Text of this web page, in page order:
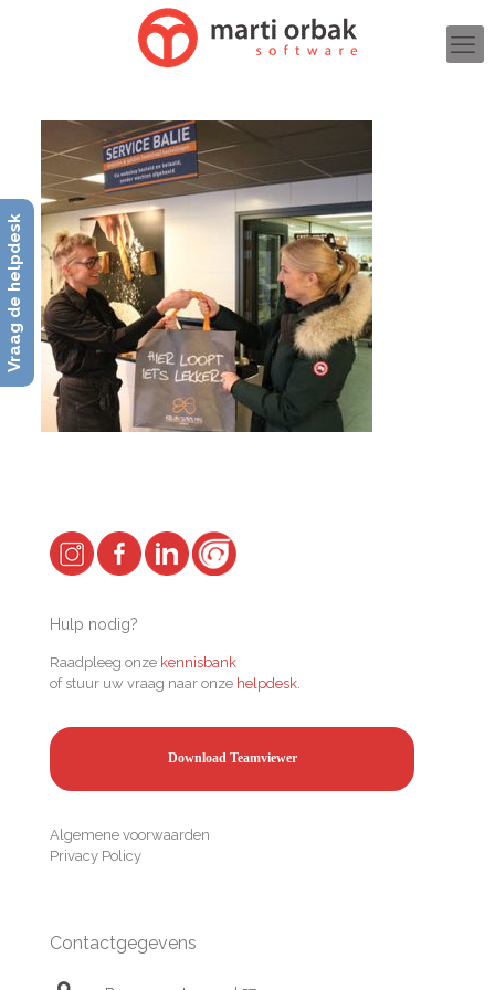
Hulp nodig?
Raadpleeg onze kennisbank
of stuur uw vraag naar onze helpdesk.
Download Teamviewer
Algemene voorwaarden
Privacy Policy
Contactgegevens
Vraag de helpdesk